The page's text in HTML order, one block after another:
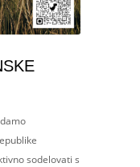
sodelovati s